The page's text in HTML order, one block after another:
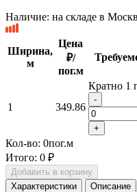
Наличие: на складе в
Ширина,
м
Цена
₽/
пог.м
1 349.86
Кратно 1
-
+
Кол-во: 0пог.м
Итого: 0 ₽
Добавить в корзину
Характеристики
Описание